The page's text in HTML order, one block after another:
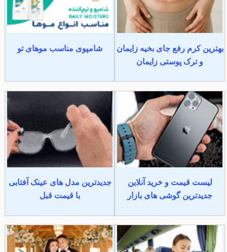
بهترین کرم رفع جای بخیه زایمان
و ترک پوستی زایمان
شامپوی مناسب موهای تو
لیست قیمت و خرید آنلاین
جدیدترین گوشی های بازار
جدیدترین مدل های عینک آفتابی
با قیمت قبل